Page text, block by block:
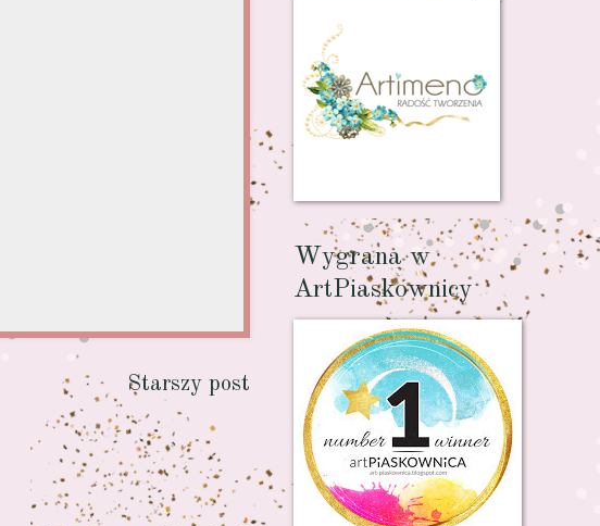
Starszy post
Wygrana w
ArtPiaskownicy